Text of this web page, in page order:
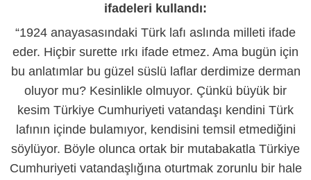
ifadeleri kullandı:
“1924 anayasasındaki Türk lafı aslında milleti ifade
eder. Hiçbir surette ırkı ifade etmez. Ama bugün için
bu anlatımlar bu güzel süslü laflar derdimize derman
oluyor mu? Kesinlikle olmuyor. Çünkü büyük bir
kesim Türkiye Cumhuriyeti vatandaşı kendini Türk
lafının içinde bulamıyor, kendisini temsil etmediğini
söylüyor. Böyle olunca ortak bir mutabakatla Türkiye
Cumhuriyeti vatandaşlığına oturtmak zorunlu bir hale